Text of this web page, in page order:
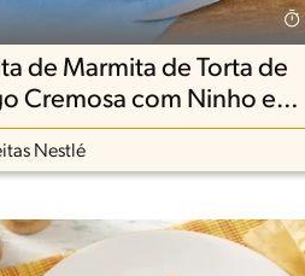
de Marmita de Torta de
Cremosa com Ninho e
Refogado
Nestlé